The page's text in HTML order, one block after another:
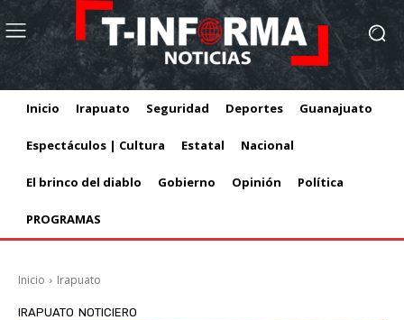
Inicio Irapuato Seguridad Deportes Guanajuato
Espectáculos | Cultura Estatal Nacional
El brinco del diablo Gobierno Opinión Política
PROGRAMAS
Inicio Irapuato
IRAPUATO NOTICIERO